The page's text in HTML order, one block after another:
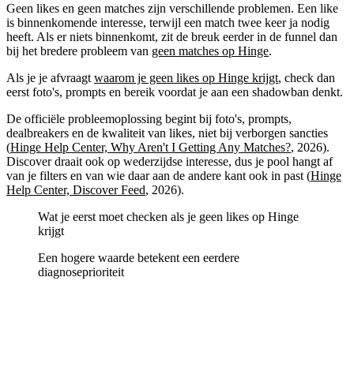
Geen likes en geen matches zijn verschillende problemen. Een like
is binnenkomende interesse, terwijl een match twee keer ja nodig
heeft. Als er niets binnenkomt, zit de breuk eerder in de funnel dan
bij het bredere probleem van geen matches op Hinge.
Als je je afvraagt waarom je geen likes op Hinge krijgt, check dan
eerst foto's, prompts en bereik voordat je aan een shadowban denkt.
De officiële probleemoplossing begint bij foto's, prompts,
dealbreakers en de kwaliteit van likes, niet bij verborgen sancties
(Hinge Help Center, Why Aren't I Getting Any Matches?, 2026).
Discover draait ook op wederzijdse interesse, dus je pool hangt af
van je filters en van wie daar aan de andere kant ook in past (Hinge
Help Center, Discover Feed, 2026).
Wat je eerst moet checken als je geen likes op Hinge
krijgt
Een hogere waarde betekent een eerdere
diagnoseprioriteit